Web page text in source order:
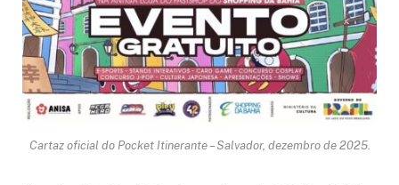
Cartaz oficial do Pocket Itinerante – Salvador, dezembro de 2025.